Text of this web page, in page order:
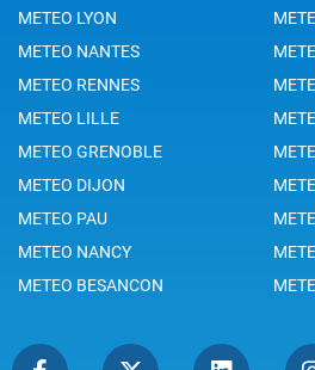
METEO LYON
METEO NANTES
METEO RENNES
METEO LILLE
METEO GRENOBLE
METEO DIJON
METEO PAU
METEO NANCY
METEO BESANCON